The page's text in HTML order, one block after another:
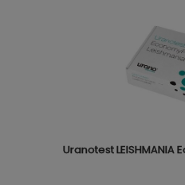
Uranotest LEISHMANIA